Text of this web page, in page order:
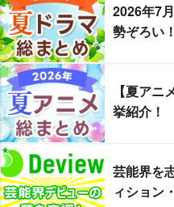
2026年7
勢ぞろい！
【夏ア
挙紹介！
芸能界を
ィション